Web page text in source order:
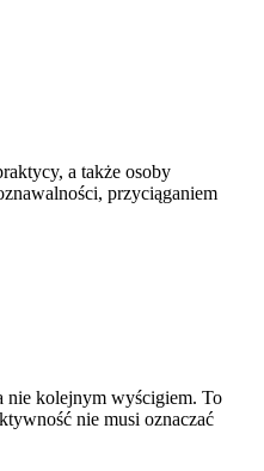
a także osoby
przyciąganiem
nie kolejnym wyścigiem. To
nie musi oznaczać